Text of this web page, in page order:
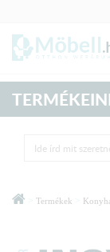
Termékek